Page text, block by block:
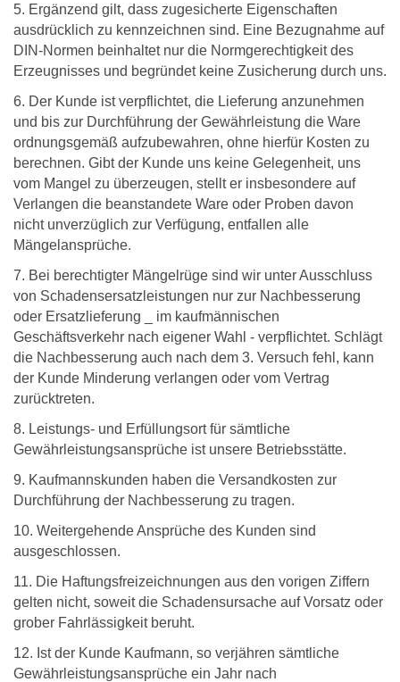
5. Ergänzend gilt, dass zugesicherte Eigenschaften
ausdrücklich zu kennzeichnen sind. Eine Bezugnahme auf
DIN-Normen beinhaltet nur die Normgerechtigkeit des
Erzeugnisses und begründet keine Zusicherung durch uns.
6. Der Kunde ist verpflichtet, die Lieferung anzunehmen
und bis zur Durchführung der Gewährleistung die Ware
ordnungsgemäß aufzubewahren, ohne hierfür Kosten zu
berechnen. Gibt der Kunde uns keine Gelegenheit, uns
vom Mangel zu überzeugen, stellt er insbesondere auf
Verlangen die beanstandete Ware oder Proben davon
nicht unverzüglich zur Verfügung, entfallen alle
Mängelansprüche.
7. Bei berechtigter Mängelrüge sind wir unter Ausschluss
von Schadensersatzleistungen nur zur Nachbesserung
oder Ersatzlieferung _ im kaufmännischen
Geschäftsverkehr nach eigener Wahl - verpflichtet. Schlägt
die Nachbesserung auch nach dem 3. Versuch fehl, kann
der Kunde Minderung verlangen oder vom Vertrag
zurücktreten.
8. Leistungs- und Erfüllungsort für sämtliche
Gewährleistungsansprüche ist unsere Betriebsstätte.
9. Kaufmannskunden haben die Versandkosten zur
Durchführung der Nachbesserung zu tragen.
10. Weitergehende Ansprüche des Kunden sind
ausgeschlossen.
11. Die Haftungsfreizeichnungen aus den vorigen Ziffern
gelten nicht, soweit die Schadensursache auf Vorsatz oder
grober Fahrlässigkeit beruht.
12. Ist der Kunde Kaufmann, so verjähren sämtliche
Gewährleistungsansprüche ein Jahr nach